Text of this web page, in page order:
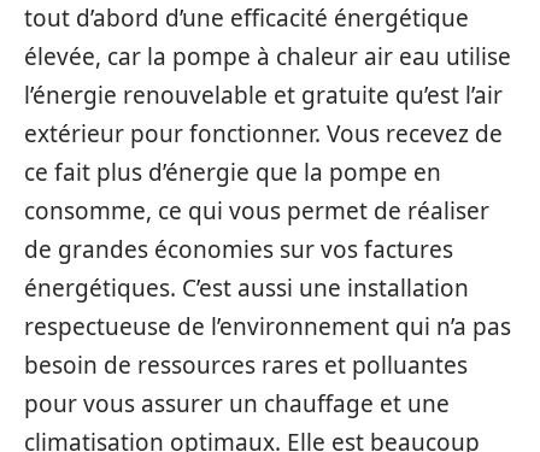
tout d’abord d’une efficacité énergétique
élevée, car la pompe à chaleur air eau utilise
l’énergie renouvelable et gratuite qu’est l’air
extérieur pour fonctionner. Vous recevez de
ce fait plus d’énergie que la pompe en
consomme, ce qui vous permet de réaliser
de grandes économies sur vos factures
énergétiques. C’est aussi une installation
respectueuse de l’environnement qui n’a pas
besoin de ressources rares et polluantes
pour vous assurer un chauffage et une
climatisation optimaux. Elle est beaucoup